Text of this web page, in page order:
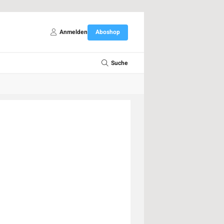
Anmelden Aboshop
Suche